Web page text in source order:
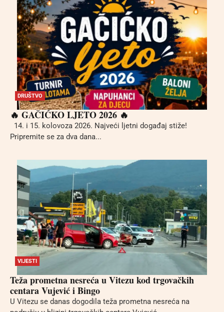
DRUŠTVO
🔥 GAČIĆKO LJETO 2026 🔥
14. i 15. kolovoza 2026. Najveći ljetni događaj stiže!
Pripremite se za dva dana...
VIJESTI
Teža prometna nesreća u Vitezu kod trgovačkih
centara Vujević i Bingo
U Vitezu se danas dogodila teža prometna nesreća na